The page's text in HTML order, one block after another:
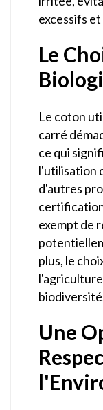
excessifs
Le
Le coton
carré
ce qui
l'utilisation
d'autres
exempt de
plus, le
Une